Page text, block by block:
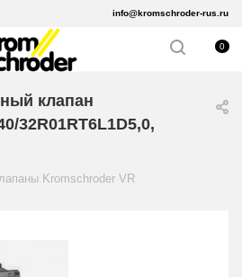
info@kromschroder-rus.ru
0
клапан
32R01RT6L1D5,0,
Kromschroder VR